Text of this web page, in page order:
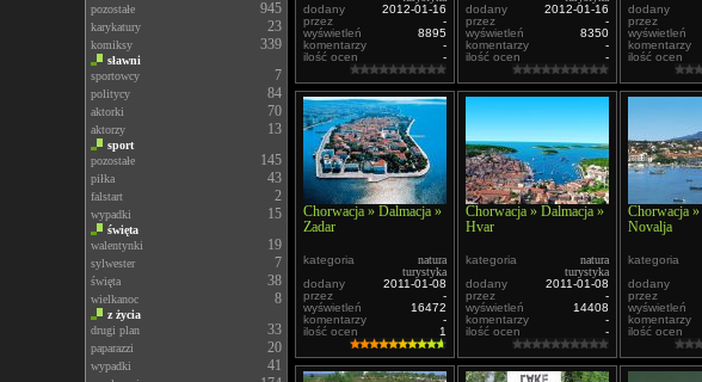
pozostałe 945
karykatury 23
komiksy 339
sławni
sportowcy
7
politycy 84
aktorki 70
aktorzy 13
sport
pozostałe
145
piłka 43
falstart 2
wypadki 15
święta
walentynki
19
sylwester 7
święta 38
wielkanoc 8
z życia
drugi plan
33
paparazzi 20
wypadki 41
dodany
2012-01-16
przez
-
wyświetleń
8895
komentarzy
-
ilość ocen
-
dodany
2012-01-16
przez
-
wyświetleń
8350
komentarzy
-
ilość ocen
-
dodany
przez
wyświetleń
komentarzy
ilość ocen
Chorwacja » Dalmacja »
Zadar
kategoria
natura
turystyka
dodany
2011-01-08
przez
-
wyświetleń
16472
komentarzy
-
ilość ocen
1
Chorwacja » Dalmacja »
Hvar
kategoria
natura
turystyka
dodany
2011-01-08
przez
-
wyświetleń
14408
komentarzy
-
ilość ocen
-
Chorwacja
Novalja
kategoria
dodany
przez
wyświetleń
komentarzy
ilość ocen